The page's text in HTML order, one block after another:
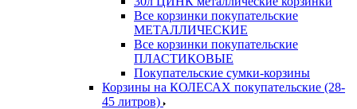
Все корзинки покупательские
МЕТАЛЛИЧЕСКИЕ
Все корзинки покупательские
ПЛАСТИКОВЫЕ
Покупательские сумки-корзины
Корзины на КОЛЕСАХ покупательские (28-
45 литров)